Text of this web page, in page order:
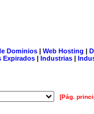
Dominios| Web Hosting |
Expirados | Industrias |
[Pág.